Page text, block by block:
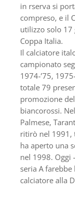
in rserva si
compreso, e il
utilizzo solo 17
Coppa Italia.
Il calciatore
campionato
1974-’75,
totale 79
promozione
biancorossi.
Palmese,
ritirò nel 1991,
ha aperto una
nel 1998. Oggi
seria A
calciatore alla